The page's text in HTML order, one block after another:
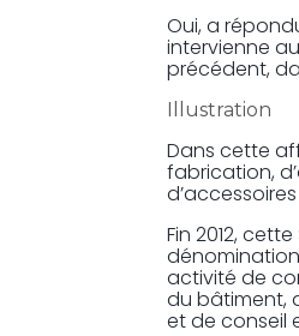
Oui, a
intervienne
précédent,
Illustration
Dans cette
fabrication,
Fin 2012,
activité de
du bâtiment,
et de conseil